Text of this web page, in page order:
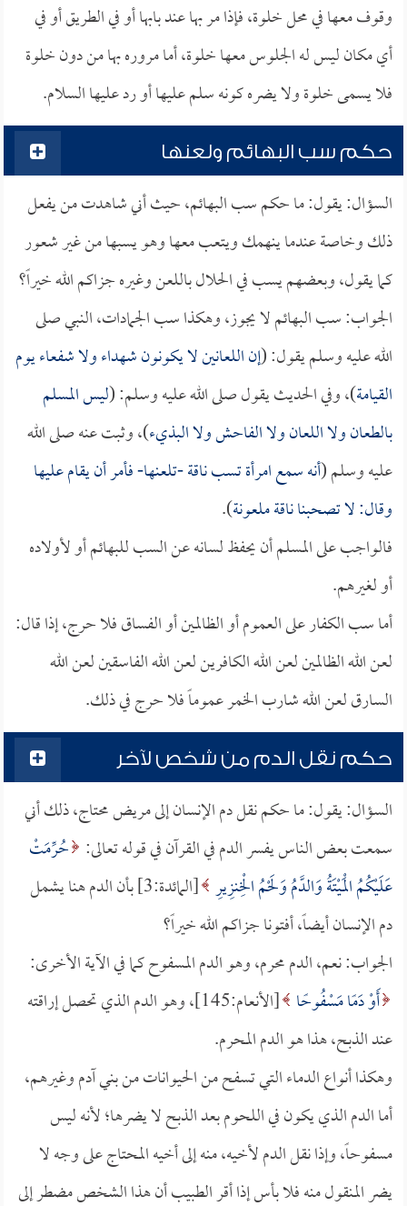
وقوف معها في محل خلوة، فإذا مر بها عند بابها أو في الطريق أو في
أي مكان ليس له الجلوس معها خلوة، أما مروره بها من دون خلوة
فلا يسمى خلوة ولا يضره كونه سلم عليها أو رد عليها السلام.
حكم سب البهائم ولعنها
السؤال: يقول: ما حكم سب البهائم، حيث أني شاهدت من يفعل
ذلك وخاصة عندما ينهمك ويتعب معها وهو يسبها من غير شعور
كما يقول، وبعضهم يسب في الحلال باللعن وغيره جزاكم الله خيراً؟
الجواب: سب البهائم لا يجوز، وهكذا سب الجمادات، النبي صلى
الله عليه وسلم يقول: (إن اللعانين لا يكونون شهداء ولا شفعاء يوم
القيامة)، وفي الحديث يقول صلى الله عليه وسلم: (ليس المسلم
بالطعان ولا اللعان ولا الفاحش ولا البذيء)، وثبت عنه صلى الله
عليه وسلم (أنه سمع امرأة تسب ناقة -تلعنها- فأمر أن يقام عليها
وقال: لا تصحبنا ناقة ملعونة).
فالواجب على المسلم أن يحفظ لسانه عن السب للبهائم أو لأولاده
أو لغيرهم.
أما سب الكفار على العموم أو الظالمين أو الفساق فلا حرج، إذا قال:
لعن الله الظالمين لعن الله الكافرين لعن الله الفاسقين لعن الله
السارق لعن الله شارب الخمر عموماً فلا حرج في ذلك.
حكم نقل الدم من شخص لآخر
السؤال: يقول: ما حكم نقل دم الإنسان إلى مريض محتاج، ذلك أني
سمعت بعض الناس يفسر الدم في القرآن في قوله تعالى: حُرِّمَتْ
عَلَيْكُمُ الْمَيْتَةُ وَالدَّمُ وَلَحْمُ الْخِنزِيرِ
[المائدة:3] بأن الدم هنا يشمل
دم الإنسان أيضاً، أفتونا جزاكم الله خيراً؟
الجواب: نعم، الدم محرم، وهو الدم المسفوح كما في الآية الأخرى:
أَوْ دَمًا مَسْفُوحًا
[الأنعام:145]، وهو الدم الذي تحصل إراقته
عند الذبح، هذا هو الدم المحرم.
وهكذا أنواع الدماء التي تسفح من الحيوانات من بني آدم وغيرهم،
أما الدم الذي يكون في اللحوم بعد الذبح لا يضرها؛ لأنه ليس
مسفوحاً، وإذا نقل الدم لأخيه، منه إلى أخيه المحتاج على وجه لا
يضر المنقول منه فلا بأس إذا أقر الطبيب أن هذا الشخص مضطر إلى